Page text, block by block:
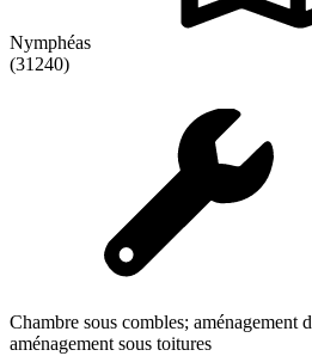
Nymphéas
(31240)
Chambre sous combles; aménagement
aménagement sous toitures